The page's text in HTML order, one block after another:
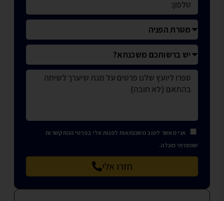
אני מאשר לטוב משכנתאות לפנות אלי בפרטי ההתקשרות
שמסרתי מעלה.
חזרו אלי